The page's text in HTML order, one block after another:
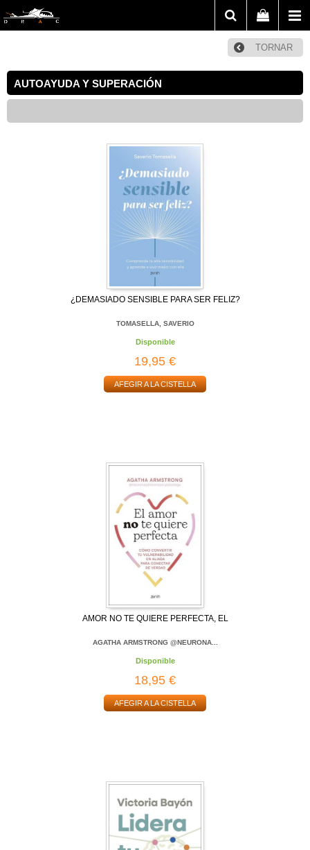
TORNAR
AUTOAYUDA Y SUPERACIÓN
¿DEMASIADO SENSIBLE PARA SER FELIZ?
TOMASELLA, SAVERIO
Disponible
19,95 €
AFEGIR A LA CISTELLA
AMOR NO TE QUIERE PERFECTA, EL
AGATHA ARMSTRONG @NEURONA...
Disponible
18,95 €
AFEGIR A LA CISTELLA